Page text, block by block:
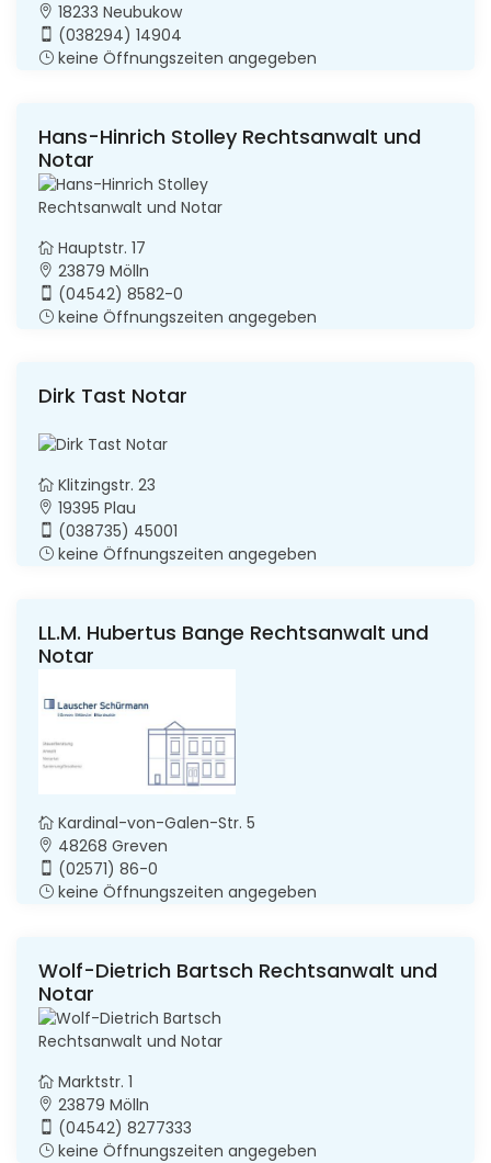
18233 Neubukow
(038294) 14904
keine Öffnungszeiten angegeben
Hans-Hinrich Stolley Rechtsanwalt und
Notar
Hauptstr. 17
23879 Mölln
(04542) 8582-0
keine Öffnungszeiten angegeben
Dirk Tast Notar
Klitzingstr. 23
19395 Plau
(038735) 45001
keine Öffnungszeiten angegeben
LL.M. Hubertus Bange Rechtsanwalt und
Notar
Kardinal-von-Galen-Str. 5
48268 Greven
(02571) 86-0
keine Öffnungszeiten angegeben
Wolf-Dietrich Bartsch Rechtsanwalt und
Notar
Marktstr. 1
23879 Mölln
(04542) 8277333
keine Öffnungszeiten angegeben